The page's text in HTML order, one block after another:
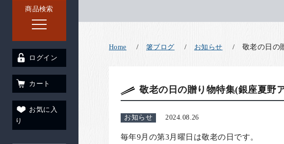
商品検索
ログイン
カート
お気に入
り
Home 箸ブログ お知らせ 敬老の日の
敬老の日の贈り物特集(銀座夏野
お知らせ 2024.08.26
毎年9月の第3月曜日は敬老の日です。